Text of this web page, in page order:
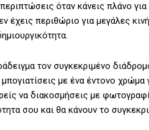
όταν κάνεις πλάνο
έχεις περιθώριο για μεγάλες
τον συγκεκριμένο
με ένα έντονο
να διακοσμήσεις με
σου και θα κάνουν το